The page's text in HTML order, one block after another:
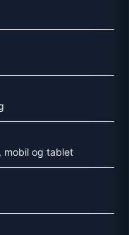
mobil og tablet